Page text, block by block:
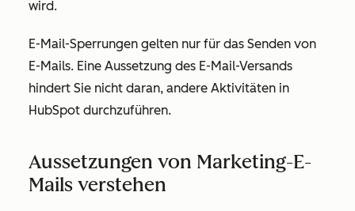
wird.
E-Mail-Sperrungen gelten nur für das Senden von
E-Mails. Eine Aussetzung des E-Mail-Versands
hindert Sie nicht daran, andere Aktivitäten in
HubSpot durchzuführen.
Aussetzungen von Marketing-E-
Mails verstehen